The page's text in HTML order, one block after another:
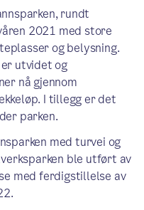
rundt
2021 med store
og belysning.
utvidet og
nå gjennom
I tillegg er det
parken.
med turvei og
ble utført av
med ferdigstillelse av